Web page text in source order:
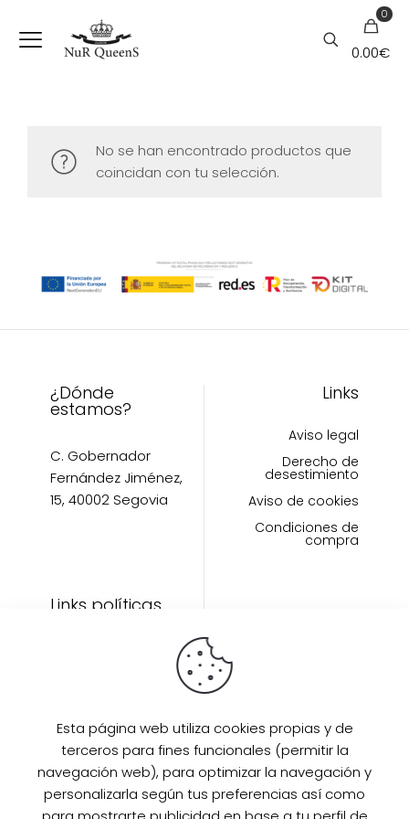
0
0.00€
No se han encontrado productos que
coincidan con tu selección.
¿Dónde
estamos?
C. Gobernador
Fernández Jiménez,
15, 40002 Segovia
Links
Aviso legal
Derecho de
desestimiento
Aviso de cookies
Condiciones de
compra
Links políticas
Inicio
Artículos
Eventos
SUPER PROMO
Sobre mi
Esta página web utiliza cookies propias y de
terceros para fines funcionales (permitir la
navegación web), para optimizar la navegación y
personalizarla según tus preferencias así como